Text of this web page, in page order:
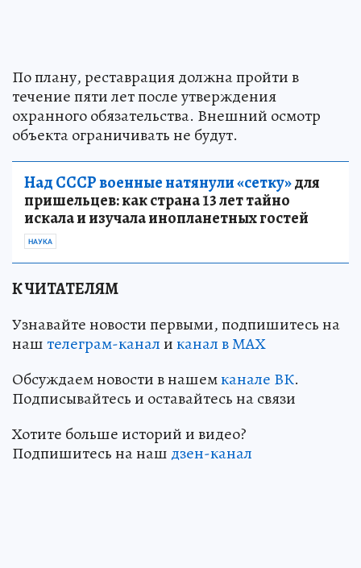
По плану, реставрация должна пройти в
течение пяти лет после утверждения
охранного обязательства. Внешний осмотр
объекта ограничивать не будут.
Над СССР военные натянули «сетку»для
пришельцев: как страна 13 лет тайно
искала и изучала инопланетных гостей
НАУКА
К ЧИТАТЕЛЯМ
Узнавайте новости первыми, подпишитесь на
наштелеграм-каналиканал в МАХ
Обсуждаем новости в нашемканале ВК.
Подписывайтесь и оставайтесь на связи
Хотите больше историй и видео?
Подпишитесь на наш дзен-канал